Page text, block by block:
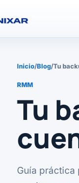
Inicio/Blog/Tu
RMM
Tu
Guía práctica